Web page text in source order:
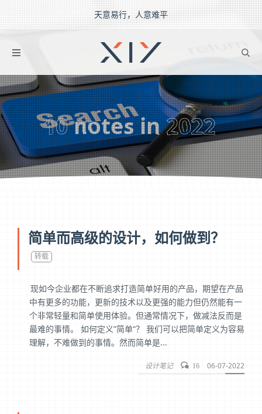
天意易行，人意难平
2BROEAR の Searchs
10notes in2022
简单而高级的设计，如何做到？
转载
现如今企业都在不断追求打造简单好用的产品，期望在产品
中有更多的功能，更新的技术以及更强的能力但仍然能有一
个非常轻量和简单使用体验。但通常情况下，做减法反而是
最难的事情。 如何定义”简单“？ 我们可以把简单定义为容易
理解，不难做到的事情。然而简单是...
设计笔记 16 06-07-2022